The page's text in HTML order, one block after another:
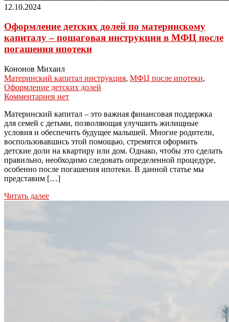
12.10.2024
Оформление детских долей по материнскому
капиталу – пошаговая инструкция в МФЦ после
погашения ипотеки
Кононов Михаил
Материнский капитал инструкция, МФЦ после ипотеки,
Оформление детских долей
Комментариев нет
Материнский капитал – это важная финансовая поддержка
для семей с детьми, позволяющая улучшить жилищные
условия и обеспечить будущее малышей. Многие родители,
воспользовавшись этой помощью, стремятся оформить
детские доли на квартиру или дом. Однако, чтобы это сделать
правильно, необходимо следовать определенной процедуре,
особенно после погашения ипотеки. В данной статье мы
представим […]
Читать далее